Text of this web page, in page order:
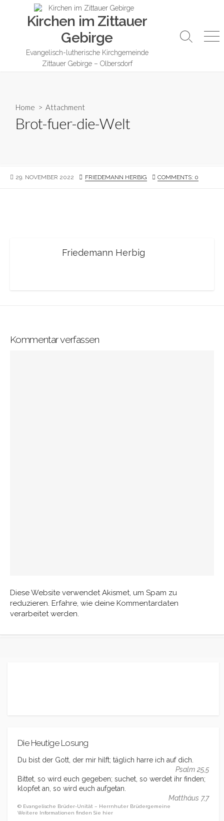
Kirchen im Zittauer
Gebirge
Evangelisch-lutherische Kirchgemeinde
Zittauer Gebirge – Olbersdorf
Search
Home > Attachment
Brot-fuer-die-Welt
PUBLISHED
29. NOVEMBER 2022 AUTHOR
FRIEDEMANN HERBIG COMMENTS: 0
Friedemann Herbig
Kommentar verfassen
Diese Website verwendet Akismet, um Spam zu
reduzieren. Erfahre, wie deine Kommentardaten
verarbeitet werden.
Die Heutige Losung
Du bist der Gott, der mir hilft; täglich harre ich auf dich.
Psalm 25,5
Bittet, so wird euch gegeben; suchet, so werdet ihr finden;
klopfet an, so wird euch aufgetan.
Matthäus 7,7
© Evangelische Brüder-Unität – Herrnhuter Brüdergemeine
Weitere Informationen finden Sie hier